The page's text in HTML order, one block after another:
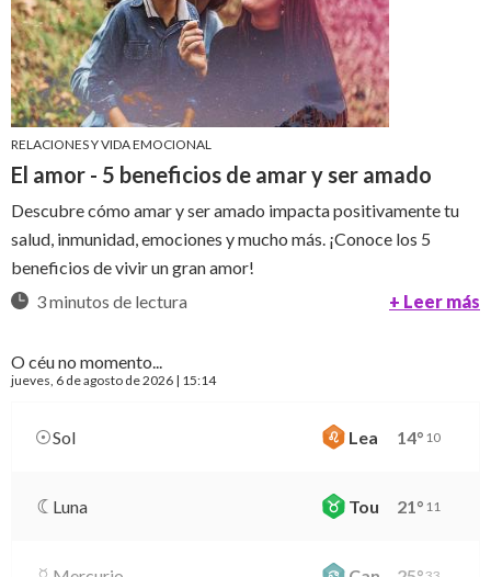
RELACIONES Y VIDA EMOCIONAL
El amor - 5 beneficios de amar y ser amado
Descubre cómo amar y ser amado impacta positivamente tu
salud, inmunidad, emociones y mucho más. ¡Conoce los 5
beneficios de vivir un gran amor!
3 minutos de lectura
+ Leer más
O céu no momento...
jueves , 6 de agosto de 2026 | 15:14
Sol Lea 14° 10
Luna Tou 21 ° 11